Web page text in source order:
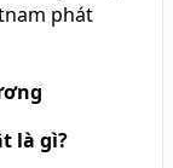
phát
là gì?